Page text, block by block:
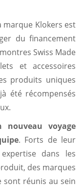
marque Klokers est
du financement
Swiss Made
et accessoires
produits uniques
été récompensés
nouveau voyage
. Forts de leur
dans les
des marques
sont réunis au sein